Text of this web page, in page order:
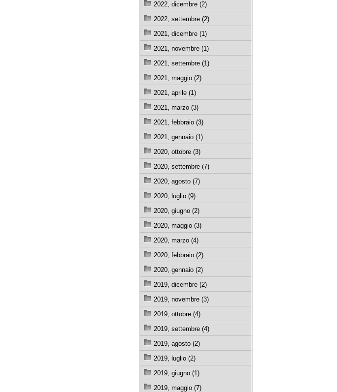
2022, dicembre (2)
2022, settembre (2)
2021, dicembre (1)
2021, novembre (1)
2021, settembre (1)
2021, maggio (2)
2021, aprile (1)
2021, marzo (3)
2021, febbraio (3)
2021, gennaio (1)
2020, ottobre (3)
2020, settembre (7)
2020, agosto (7)
2020, luglio (9)
2020, giugno (2)
2020, maggio (3)
2020, marzo (4)
2020, febbraio (2)
2020, gennaio (2)
2019, dicembre (2)
2019, novembre (3)
2019, ottobre (4)
2019, settembre (4)
2019, agosto (2)
2019, luglio (2)
2019, giugno (1)
2019, maggio (7)